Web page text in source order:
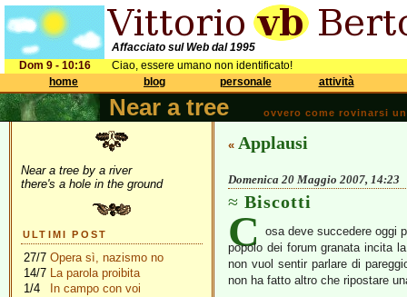
Affacciato sul Web dal 1995
Dom 9 - 10:16
Ciao, essere umano non identificato!
home
blog personale attività
Near a tree ovvero come rovinarsi
Near a tree by a river
there's a hole in the ground
ULTIMI POST
27/7 Opera sì, nazismo no
14/7 La parola proibita
1/4
In campo con voi
« Applausi
Domenica 20 Maggio 2007, 14:23
Biscotti
C
osa deve succedere oggi
popolo dei forum granata incita
non vuol sentir parlare di
non ha fatto altro che ripostare